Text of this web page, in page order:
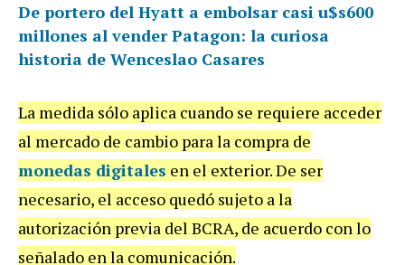
De portero del Hyatt a embolsar casi u$s600
millones al vender Patagon: la curiosa
historia de Wenceslao Casares
La medida sólo aplica cuando se requiere acceder
al mercado de cambio para la compra de
monedas digitales en el exterior. De ser
necesario, el acceso quedó sujeto a la
autorización previa del BCRA, de acuerdo con lo
señalado en la comunicación.